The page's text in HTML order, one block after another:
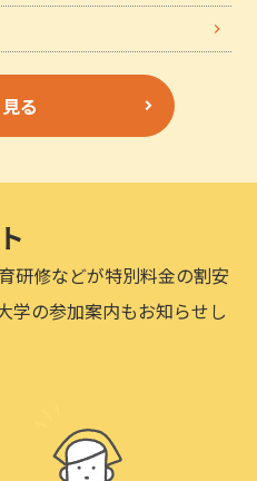
る
研修などが特別料金の割安
学の参加案内もお知らせし